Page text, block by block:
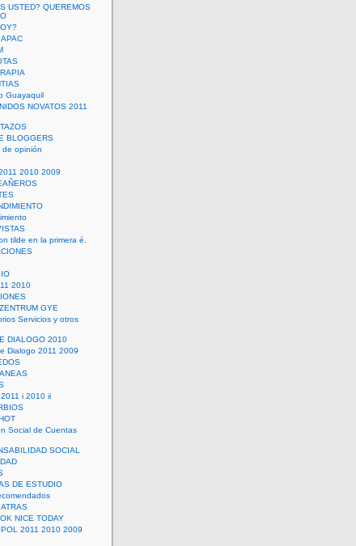
USTED? QUEREMOS
Guayaquil
NOVATOS 2011
BLOGGERS
de opinión
2010 2009
tilde en la primera é.
2010
GYE
Servicios y otros
DIALOGO 2010
Dialogo 2011 2009
i 2010 ii
Social de Cuentas
SOCIAL
DE ESTUDIO
NICE TODAY
2011 2010 2009